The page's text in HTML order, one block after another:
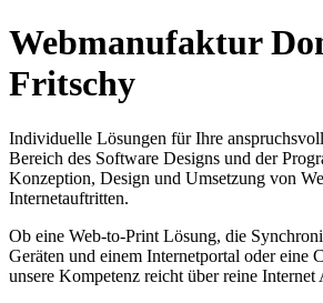
Webmanufaktur
Fritschy
Individuelle Lösungen für Ihre
Bereich des Software Designs und der
Konzeption, Design und Umsetzung von
Internetauftritten.
Ob eine Web-to-Print Lösung, die
Geräten und einem Internetportal oder eine
unsere Kompetenz reicht über reine Internet